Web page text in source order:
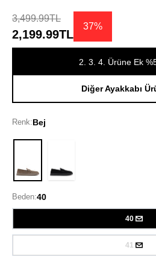
3,499.99TL
2,199.99TL
37%
2. 3. 4. Ürüne Ek
Diğer Ayakkabı
Renk:Bej
Bej
Beden:40
40
41